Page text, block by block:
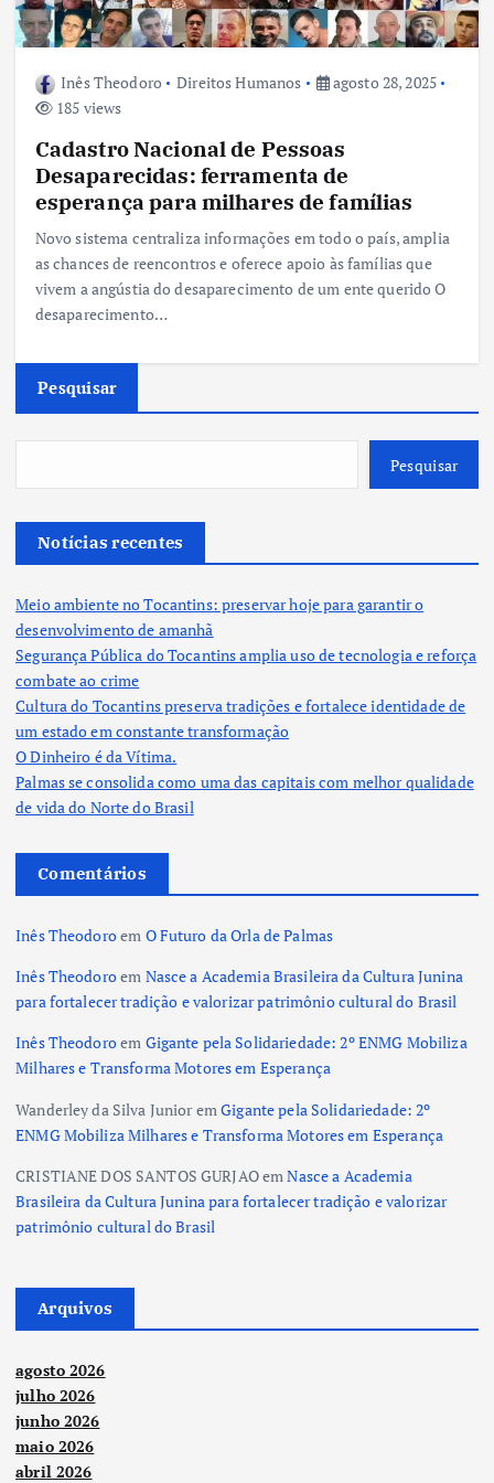
Inês Theodoro Direitos Humanos
agosto 28, 2025
185 views
Cadastro Nacional de Pessoas
Desaparecidas: ferramenta de
esperança para milhares de famílias
Novo sistema centraliza informações em todo o país, amplia
as chances de reencontros e oferece apoio às famílias que
vivem a angústia do desaparecimento de um ente querido O
desaparecimento…
Pesquisar
Pesquisar
Notícias recentes
Meio ambiente no Tocantins: preservar hoje para garantir o
desenvolvimento de amanhã
Segurança Pública do Tocantins amplia uso de tecnologia e reforça
combate ao crime
Cultura do Tocantins preserva tradições e fortalece identidade de
um estado em constante transformação
O Dinheiro é da Vítima.
Palmas se consolida como uma das capitais com melhor qualidade
de vida do Norte do Brasil
Comentários
Inês Theodoroem O Futuro da Orla de Palmas
Inês Theodoroem Nasce a Academia Brasileira da Cultura Junina
para fortalecer tradição e valorizar patrimônio cultural do Brasil
Inês Theodoroem Gigante pela Solidariedade: 2º ENMG Mobiliza
Milhares e Transforma Motores em Esperança
Wanderley da Silva JunioremGigante pela Solidariedade: 2º
ENMG Mobiliza Milhares e Transforma Motores em Esperança
CRISTIANE DOS SANTOS GURJAOemNasce a Academia
Brasileira da Cultura Junina para fortalecer tradição e valorizar
patrimônio cultural do Brasil
Arquivos
agosto 2026
julho 2026
junho 2026
maio 2026
abril 2026